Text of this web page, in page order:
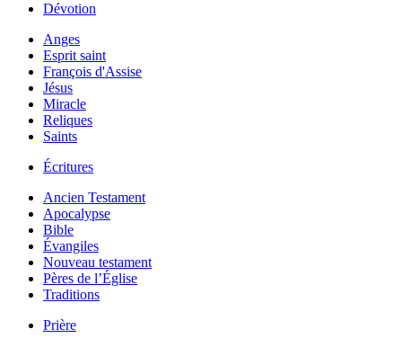
Dévotion
Anges
Esprit saint
François d'Assise
Jésus
Miracle
Reliques
Saints
Écritures
Ancien Testament
Apocalypse
Bible
Évangiles
Nouveau testament
Pères de l’Église
Traditions
Prière